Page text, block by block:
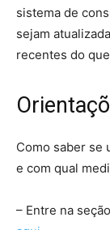
sistema de
sejam
recentes do
Como saber se
e com qual
– Entre na